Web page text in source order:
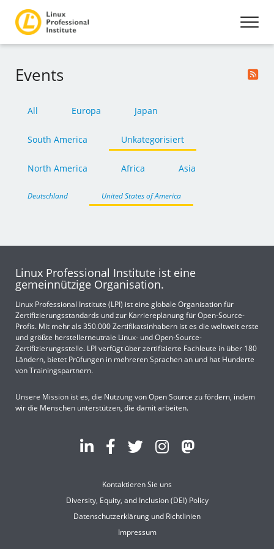
Events
All Europa Japan
South America Unkategorisiert
North America Africa Asia
Deutschland United States of America
Linux Professional Institute ist eine
gemeinnützige Organisation.
Linux Professional Institute (LPI) ist eine globale Organisation für
Zertifizierungsstandards und zur Karriereplanung für Open-Source-
Profis. Mit mehr als 350.000 Zertifikatsinhabern ist es die weltweit erste
und größte herstellerneutrale Linux- und Open-Source-
Zertifizierungsstelle. LPI verfügt über zertifizierte Fachleute in über 180
Ländern, bietet Prüfungen in mehreren Sprachen an und hat Hunderte
von Trainingspartnern.
Unsere Mission ist es, die Nutzung von Open Source zu fördern, indem
wir die Menschen unterstützen, die damit arbeiten.
Kontaktieren Sie uns
Diversity, Equity, and Inclusion (DEI) Policy
Datenschutzerklärung und Richtlinien
Impressum